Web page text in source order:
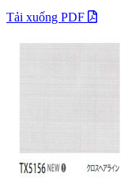
Tải xuống PDF